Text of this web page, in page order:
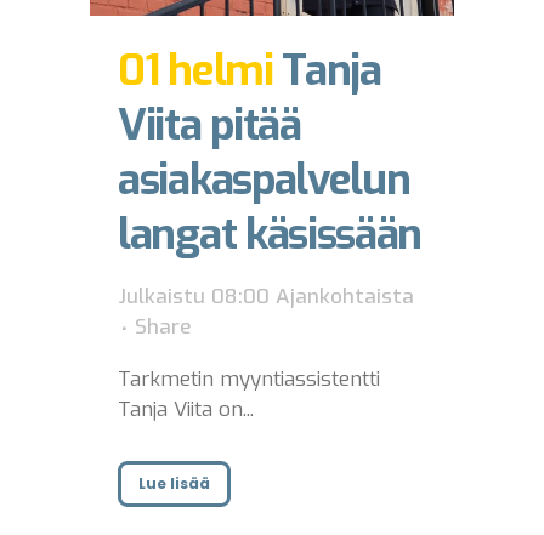
01 helmiTanja
Viita pitää
asiakaspalvelun
langat käsissään
Julkaistu 08:00 Ajankohtaista
Share
Tarkmetin myyntiassistentti
Tanja Viita on...
Lue lisää